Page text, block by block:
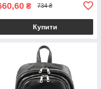
₴ 734 ₴
Купити